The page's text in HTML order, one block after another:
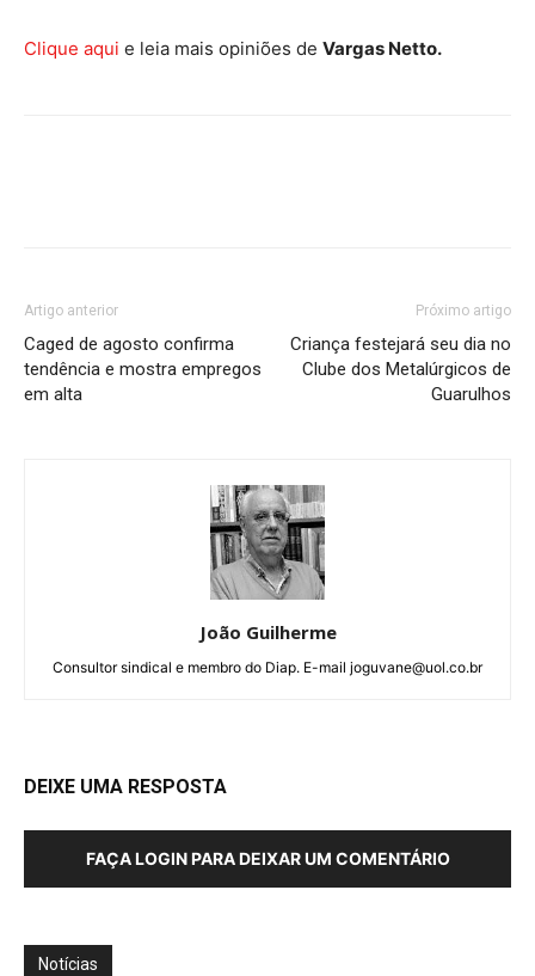
Clique aqui e leia mais opiniões de Vargas Netto.
Artigo anterior
Caged de agosto confirma
tendência e mostra empregos
em alta
Próximo artigo
Criança festejará seu dia no
Clube dos Metalúrgicos de
Guarulhos
João Guilherme
Consultor sindical e membro do Diap. E-mail joguvane@uol.co.br
DEIXE UMA RESPOSTA
FAÇA LOGIN PARA DEIXAR UM COMENTÁRIO
Notícias